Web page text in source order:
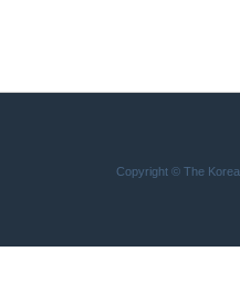
Copyright © The